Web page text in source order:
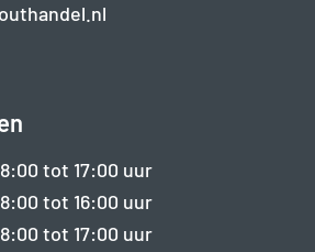
tot 17:00 uur
tot 16:00 uur
tot 17:00 uur